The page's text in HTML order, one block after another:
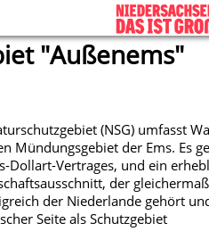
"Außenems"
(NSG) umfasst
Mündungsgebiet der Ems. Es
Dollart-Vertrages, und ein
der
der Niederlande gehört
Seite als Schutzgebiet